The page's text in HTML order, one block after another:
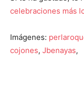
celebraciones más
Imágenes:
cojones, Jbenayas,